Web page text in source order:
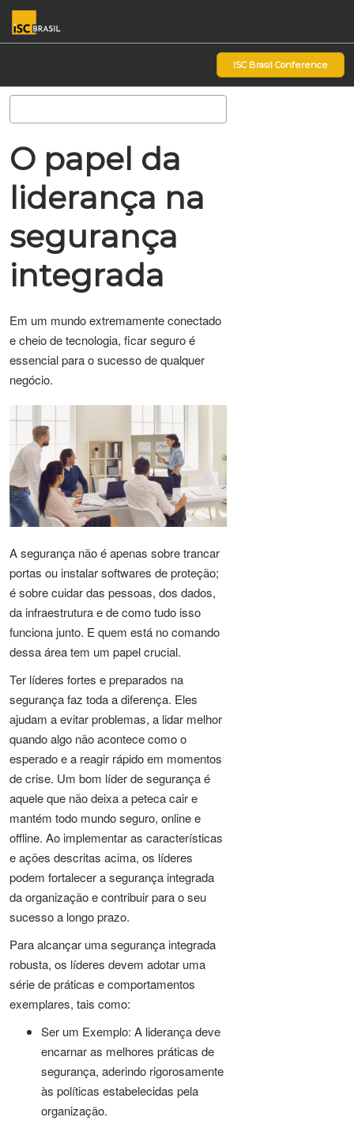
Pular
para
o
ISC Brasil Conference
O papel da
liderança na
segurança
integrada
Em um mundo extremamente conectado
e cheio de tecnologia, ficar seguro é
essencial para o sucesso de qualquer
negócio.
A segurança não é apenas sobre trancar
portas ou instalar softwares de proteção;
é sobre cuidar das pessoas, dos dados,
da infraestrutura e de como tudo isso
funciona junto. E quem está no comando
dessa área tem um papel crucial.
Ter líderes fortes e preparados na
segurança faz toda a diferença. Eles
ajudam a evitar problemas, a lidar melhor
quando algo não acontece como o
esperado e a reagir rápido em momentos
de crise. Um bom líder de segurança é
aquele que não deixa a peteca cair e
mantém todo mundo seguro, online e
offline. Ao implementar as características
e ações descritas acima, os líderes
podem fortalecer a segurança integrada
da organização e contribuir para o seu
sucesso a longo prazo.
Para alcançar uma segurança integrada
robusta, os líderes devem adotar uma
série de práticas e comportamentos
exemplares, tais como:
Ser um Exemplo: A liderança deve
encarnar as melhores práticas de
segurança, aderindo rigorosamente
às políticas estabelecidas pela
organização.